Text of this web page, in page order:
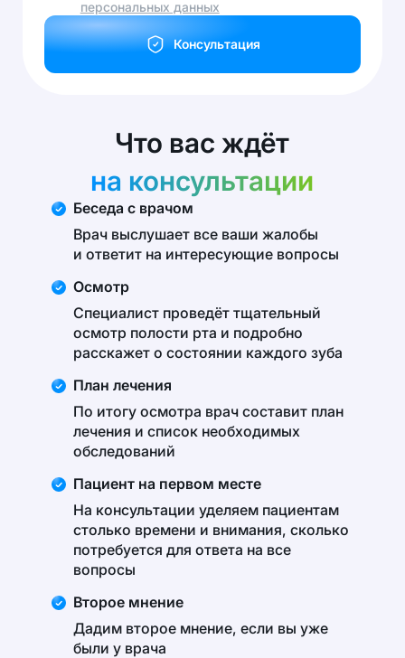
персональных данных
Консультация
Что вас ждёт
на консультации
Беседа с врачом
Врач выслушает все ваши жалобы
и ответит на интересующие вопросы
Осмотр
Специалист проведёт тщательный
осмотр полости рта и подробно
расскажет о состоянии каждого зуба
План лечения
По итогу осмотра врач составит план
лечения и список необходимых
обследований
Пациент на первом месте
На консультации уделяем пациентам
столько времени и внимания, сколько
потребуется для ответа на все
вопросы
Второе мнение
Дадим второе мнение, если вы уже
были у врача